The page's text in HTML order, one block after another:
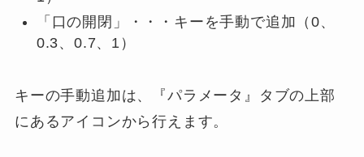
「口の開閉」・・・キーを手動で追加（0、
0.3、0.7、1）
キーの手動追加は、『パラメータ』タブの上部
にあるアイコンから行えます。